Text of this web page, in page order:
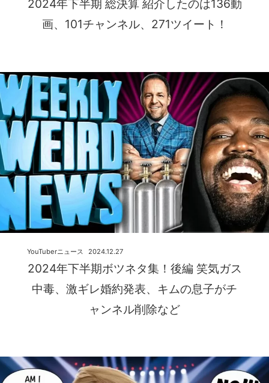
2024年下半期 総決算 紹介したのは136動
画、101チャンネル、271ツイート！
2024年下半期ボツネタ集！後編 笑気ガス
中毒、激ギレ婚約発表、キムの息子がチ
ャンネル削除など
2024.12.27
YouTuberニュース